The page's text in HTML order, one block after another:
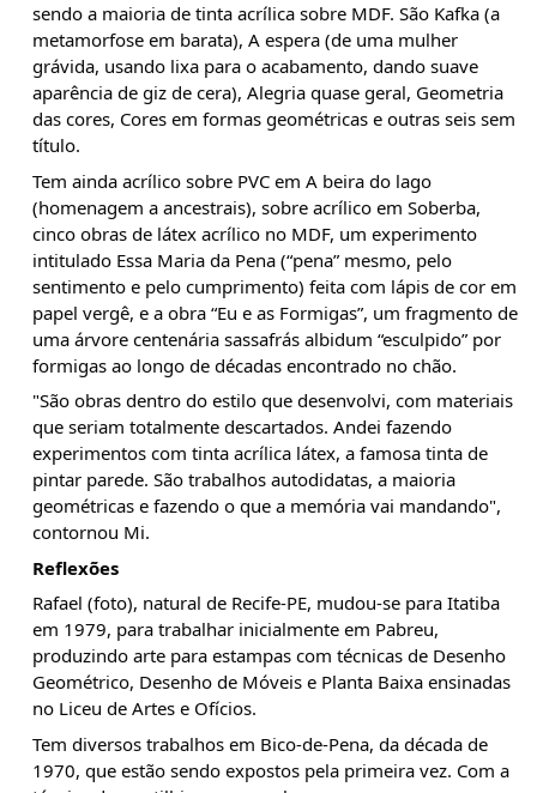
sendo a maioria de tinta acrílica sobre MDF. São Kafka (a
metamorfose em barata), A espera (de uma mulher
grávida, usando lixa para o acabamento, dando suave
aparência de giz de cera), Alegria quase geral, Geometria
das cores, Cores em formas geométricas e outras seis sem
título.
Tem ainda acrílico sobre PVC em A beira do lago
(homenagem a ancestrais), sobre acrílico em Soberba,
cinco obras de látex acrílico no MDF, um experimento
intitulado Essa Maria da Pena (“pena” mesmo, pelo
sentimento e pelo cumprimento) feita com lápis de cor em
papel vergê, e a obra “Eu e as Formigas”, um fragmento de
uma árvore centenária sassafrás albidum “esculpido” por
formigas ao longo de décadas encontrado no chão.
"São obras dentro do estilo que desenvolvi, com materiais
que seriam totalmente descartados. Andei fazendo
experimentos com tinta acrílica látex, a famosa tinta de
pintar parede. São trabalhos autodidatas, a maioria
geométricas e fazendo o que a memória vai mandando",
contornou Mi.
Reflexões
Rafael (foto), natural de Recife-PE, mudou-se para Itatiba
em 1979, para trabalhar inicialmente em Pabreu,
produzindo arte para estampas com técnicas de Desenho
Geométrico, Desenho de Móveis e Planta Baixa ensinadas
no Liceu de Artes e Ofícios.
Tem diversos trabalhos em Bico-de-Pena, da década de
1970, que estão sendo expostos pela primeira vez. Com a